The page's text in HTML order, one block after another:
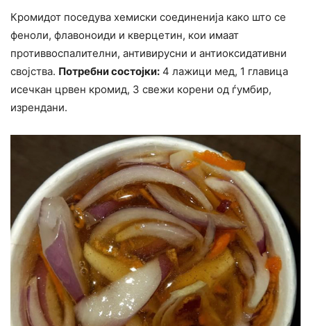
Кромидот поседува хемиски соединенија како што се
феноли, флавоноиди и кверцетин, кои имаат
противвоспалителни, антивирусни и антиоксидативни
својства. Потребни состојки: 4 лажици мед, 1 главица
исечкан црвен кромид, 3 свежи корени од ѓумбир,
изрендани.